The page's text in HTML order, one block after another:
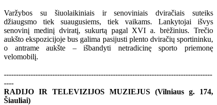
Varžybos su šiuolaikiniais ir senoviniais dviračiais suteiks
džiaugsmo tiek suaugusiems, tiek vaikams. Lankytojai išvys
senovinį medinį dviratį, sukurtą pagal XVI a. brėžinius. Trečio
aukšto ekspozicijoje bus galima pasijusti plento dviračių sportininku,
o antrame aukšte – išbandyti netradicinę sporto priemonę
velomobilį.
--------------------------------------------------------------------------------------
----
RADIJO IR TELEVIZIJOS MUZIEJUS (Vilniaus g. 174,
Šiauliai)